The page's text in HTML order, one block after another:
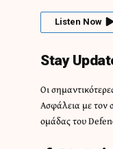
Listen Now
Stay
Οι
Ασφάλεια με τον
ομάδας του